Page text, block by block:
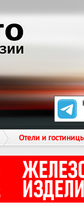
Отели и